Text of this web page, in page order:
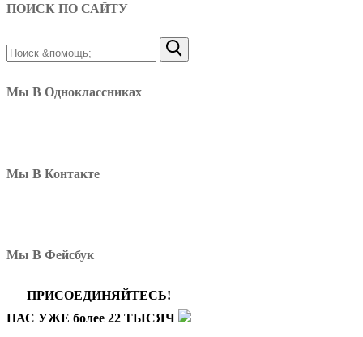
ПОИСК ПО САЙТУ
Найти:
Мы В Одноклассниках
Мы В Контакте
Мы В Фейсбук
ПРИСОЕДИНЯЙТЕСЬ!
НАС УЖЕ более 22 ТЫСЯЧ